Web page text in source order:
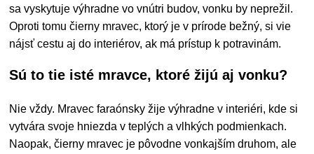
sa vyskytuje výhradne vo vnútri budov, vonku by neprežil.
Oproti tomu čierny mravec, ktorý je v prírode bežný, si vie
nájsť cestu aj do interiérov, ak má prístup k potravinám.
Sú to tie isté mravce, ktoré žijú aj vonku?
Nie vždy. Mravec faraónsky žije výhradne v interiéri, kde si
vytvára svoje hniezda v teplých a vlhkých podmienkach.
Naopak, čierny mravec je pôvodne vonkajším druhom, ale